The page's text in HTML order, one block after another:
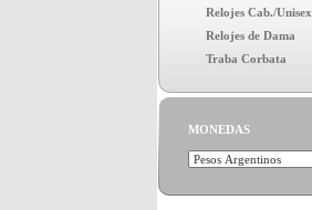
Relojes Cab./Unisex
Relojes de Dama
Traba Corbata
MONEDAS